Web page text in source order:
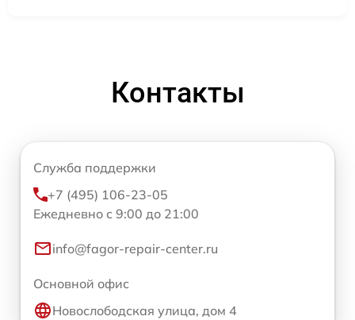
Контакты
Служба поддержки
+7 (495) 106-23-05
Ежедневно с 9:00 до 21:00
info@fagor-repair-center.ru
Основной офис
Новослободская улица, дом 4